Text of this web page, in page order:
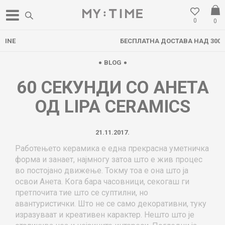
0
0
БЕСПЛАТНА ДОСТАВА НАД 3000 ден
BLOG
60 СЕКУНДИ СО АНЕТА
ОД LIPA CERAMICS
21.11.2017.
Работењето керамика е една прекрасна уметничка
форма и занает, најмногу затоа што е жив процес
во постојано движење. Токмy тоа е она што ја
освои Анета. Кога бара часовници, секогаш ги
претпочита тие што се суптилни, но
авантуристички. Што не се само декоративни, туку
изразуваат и креативен карактер. Нешто што је